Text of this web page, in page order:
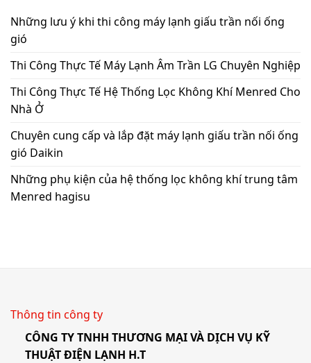
Những lưu ý khi thi công máy lạnh giấu trần nối ống
gió
Thi Công Thực Tế Máy Lạnh Âm Trần LG Chuyên Nghiệp
Thi Công Thực Tế Hệ Thống Lọc Không Khí Menred Cho
Nhà Ở
Chuyên cung cấp và lắp đặt máy lạnh giấu trần nối ống
gió Daikin
Những phụ kiện của hệ thống lọc không khí trung tâm
Menred hagisu
Thông tin công ty
CÔNG TY TNHH THƯƠNG MẠI VÀ DỊCH VỤ KỸ
THUẬT ĐIỆN LẠNH H.T